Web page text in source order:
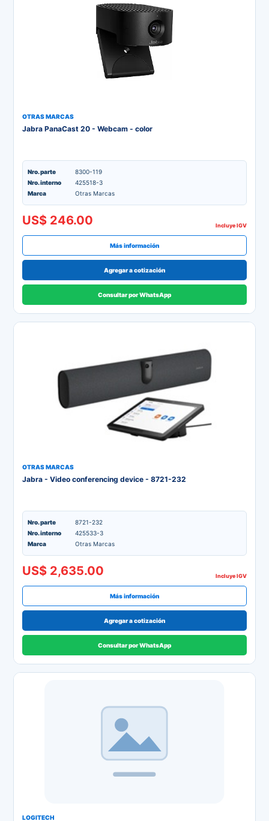
OTRAS MARCAS
Jabra PanaCast 20 - Webcam - color
Nro. parte
8300-119
Nro. interno
425518-3
Marca
Otras Marcas
US$ 246.00 Incluye IGV
Más información
Agregar a cotización
Consultar por WhatsApp
OTRAS MARCAS
Jabra - Video conferencing device - 8721-232
Nro. parte
8721-232
Nro. interno
425533-3
Marca
Otras Marcas
US$ 2,635.00 Incluye IGV
Más información
Agregar a cotización
Consultar por WhatsApp
LOGITECH